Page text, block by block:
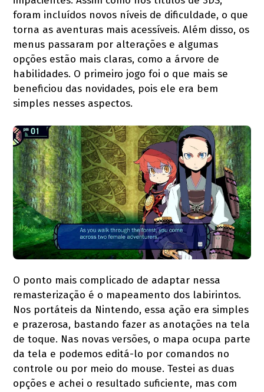
foram incluídos novos níveis de dificuldade, o que
torna as aventuras mais acessíveis. Além disso, os
menus passaram por alterações e algumas
opções estão mais claras, como a árvore de
habilidades. O primeiro jogo foi o que mais se
beneficiou das novidades, pois ele era bem
simples nesses aspectos.
O ponto mais complicado de adaptar nessa
remasterização é o mapeamento dos labirintos.
Nos portáteis da Nintendo, essa ação era simples
e prazerosa, bastando fazer as anotações na tela
de toque. Nas novas versões, o mapa ocupa parte
da tela e podemos editá-lo por comandos no
controle ou por meio do mouse. Testei as duas
opções e achei o resultado suficiente, mas com